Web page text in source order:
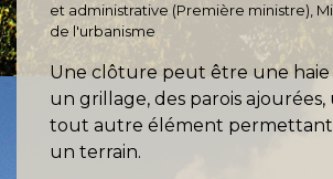
et administrative (Première ministre),
de l'urbanisme
Une clôture peut être une haie
un grillage, des parois
tout autre élément
un terrain.